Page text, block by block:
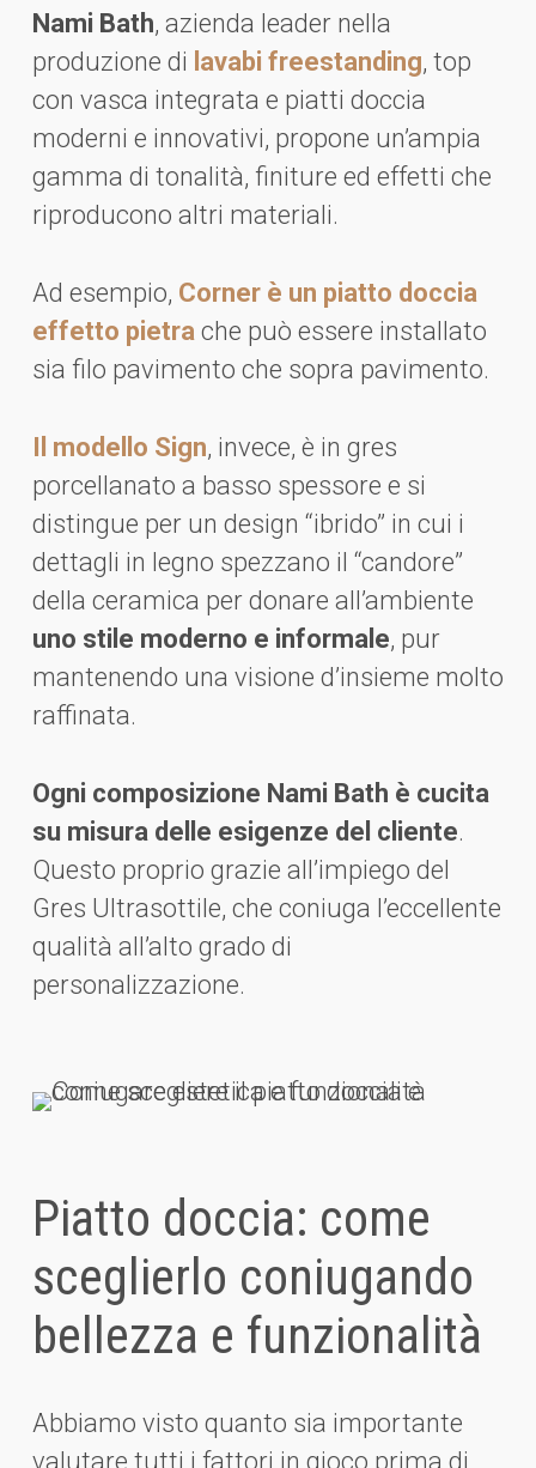
Nami Bath, azienda leader nella
produzione di lavabi freestanding, top
con vasca integrata e piatti doccia
moderni e innovativi, propone un’ampia
gamma di tonalità, finiture ed effetti che
riproducono altri materiali.
Ad esempio, Corner è un piatto doccia
effetto pietrache può essere installato
sia filo pavimento che sopra pavimento.
Il modello Sign, invece, è in gres
porcellanato a basso spessore e si
distingue per un design “ibrido” in cui i
dettagli in legno spezzano il “candore”
della ceramica per donare all’ambiente
uno stile moderno e informale, pur
mantenendo una visione d’insieme molto
raffinata.
Ogni composizione Nami Bath è cucita
su misura delle esigenze del cliente.
Questo proprio grazie all’impiego del
Gres Ultrasottile, che coniuga l’eccellente
qualità all’alto grado di
personalizzazione.
Piatto doccia: come
sceglierlo coniugando
bellezza e funzionalità
Abbiamo visto quanto sia importante
valutare tutti i fattori in gioco prima di